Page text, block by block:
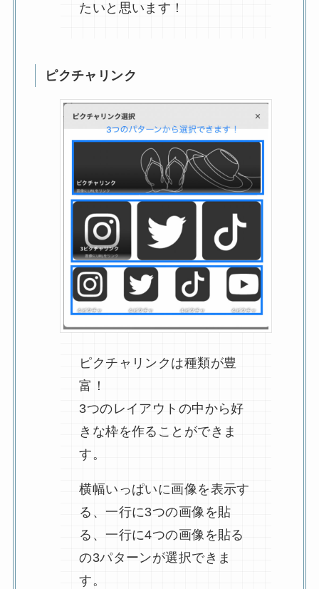
たいと思います！
ピクチャリンク
ピクチャリンクは種類が豊
富！
3つのレイアウトの中から好
きな枠を作ることができま
す。
横幅いっぱいに画像を表示す
る、一行に3つの画像を貼
る、一行に4つの画像を貼る
の3パターンが選択できま
す。